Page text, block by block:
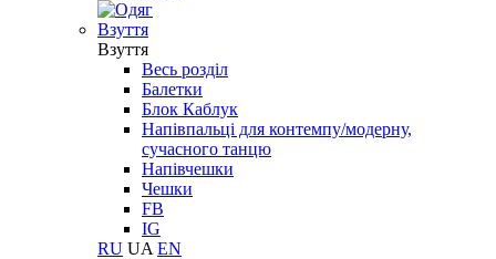
Взуття
Взуття
Весь розділ
Балетки
Блок Каблук
Напівпальці для контемпу/модерну,
сучасного танцю
Напівчешки
Чешки
FB
IG
RU UA EN